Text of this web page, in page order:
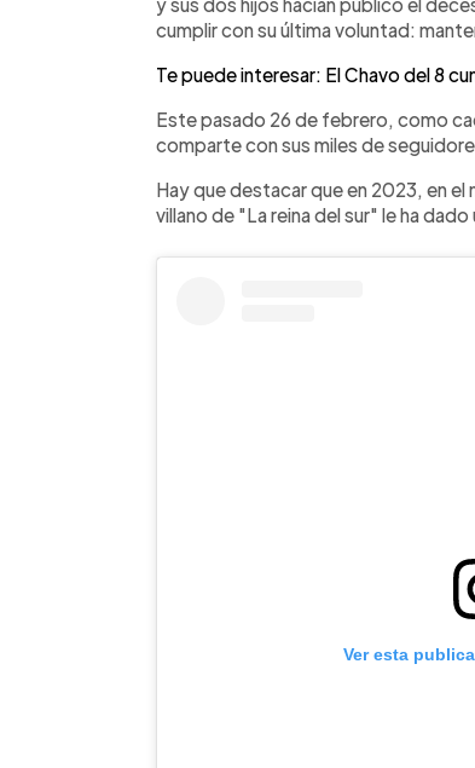
cumplir con su última voluntad:
Te puede interesar: El Chavo del 8
Este pasado 26 de febrero, como
comparte con sus miles de
Hay que destacar que en 2023, en
villano de "La reina del sur" le ha
Ver esta